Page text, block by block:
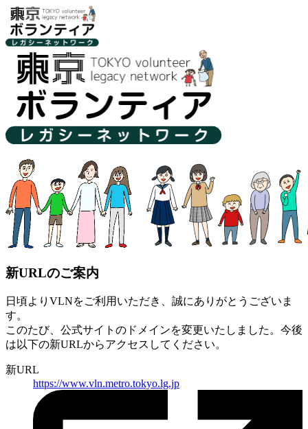
新URLのご案内
日頃よりVLNをご利用いただき、誠にありがとうございま
す。
このたび、公式サイトのドメインを変更いたしました。 今後
は以下の新URLからアクセスしてください。
新URL
https://www.vln.metro.tokyo.lg.jp